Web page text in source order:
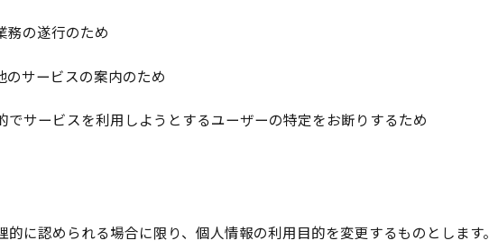
務の遂行のため
サービスの案内のため
サービスを利用しようとするユーザーの特定をお断りするため
に認められる場合に限り、個人情報の利用目的を変更するものとします。